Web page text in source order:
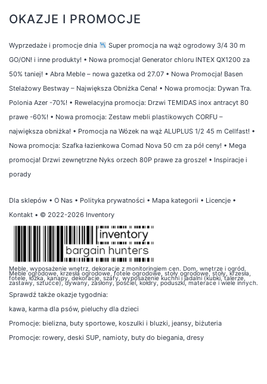
OKAZJE I PROMOCJE
Wyprzedaże i promocje dnia
Super promocja na wąż ogrodowy 3/4 30 m
GO/ON! i inne produkty! • Nowa promocja! Generator chloru INTEX QX1200 za
50% taniej! • Abra Meble – nowa gazetka od 27.07 • Nowa Promocja! Basen
Stelażowy Bestway – Największa Obniżka Cena! • Nowa promocja: Dywan Tra.
Polonia Azer -70%! • Rewelacyjna promocja: Drzwi TEMIDAS inox antracyt 80
prawe -60%! • Nowa promocja: Zestaw mebli plastikowych CORFU –
największa obniżka! • Promocja na Wózek na wąż ALUPLUS 1/2 45 m Cellfast! •
Nowa promocja: Szafka łazienkowa Comad Nova 50 cm za pół ceny! • Mega
promocja! Drzwi zewnętrzne Nyks orzech 80P prawe za grosze! • Inspiracje i
porady
Dla sklepów • O Nas • Polityka prywatności • Mapa kategorii • Licencje •
Kontakt • © 2022-2026 Inventory
Meble, wyposażenie wnętrz, dekoracje z monitoringiem cen. Dom, wnętrze i ogród.
Meble ogrodowe, krzesła ogrodowe, fotele ogrodowe, stoły ogrodowe, stoły, krzesła,
fotele, łóżka, kanapy, dekoracje, szafy, wyposażenie kuchni i jadalni (kubki, talerze,
zastawy, sztućce), dywany, zasłony, pościel, kołdry, poduszki, materace i wiele innych.
Sprawdź także okazje tygodnia:
kawa, karma dla psów, pieluchy dla dzieci
Promocje: bielizna, buty sportowe, koszulki i bluzki, jeansy, biżuteria
Promocje: rowery, deski SUP, namioty, buty do biegania, dresy